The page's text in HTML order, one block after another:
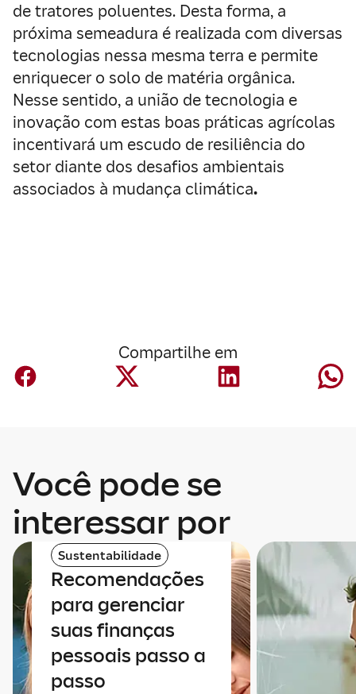
de tratores poluentes. Desta forma, a
próxima semeadura é realizada com diversas
tecnologias nessa mesma terra e permite
enriquecer o solo de matéria orgânica.
Nesse sentido, a união de tecnologia e
inovação com estas boas práticas agrícolas
incentivará um escudo de resiliência do
setor diante dos desafios ambientais
associados à mudança climática.
Compartilhe em
Você pode se
interessar por
Sustentabilidade
Recomendações
para gerenciar
suas finanças
pessoais passo a
passo